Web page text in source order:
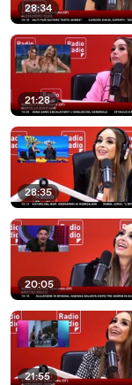
28:34
21:28
28:35
20:05
21:55